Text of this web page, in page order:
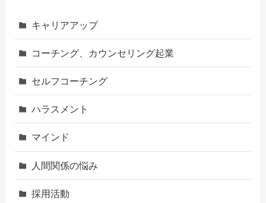
キャリアアップ
コーチング、カウンセリング起業
セルフコーチング
ハラスメント
マインド
人間関係の悩み
採用活動